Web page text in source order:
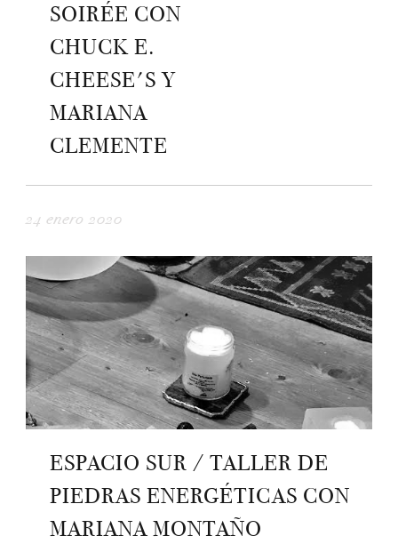
SOIRÉE CON
CHUCK E.
CHEESE'S Y
MARIANA
CLEMENTE
24 enero 2020
ESPACIO SUR / TALLER DE
PIEDRAS ENERGÉTICAS CON
MARIANA MONTAÑO